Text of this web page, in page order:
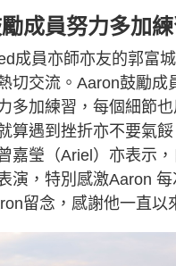
成員努力多加
成員亦師亦友的郭富
切交流。Aaron鼓勵
多加練習，每個細節
算遇到挫折亦不要氣
嘉瑩（Ariel）亦表示
演，特別感激Aaron
留念，感謝他一直以